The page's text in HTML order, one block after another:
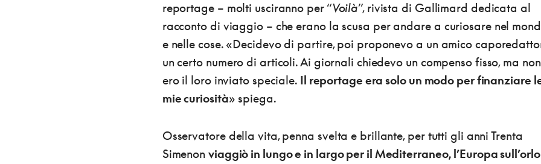
reportage – molti usciranno per “Voilà”, rivista di Gallimard dedicata al
racconto di viaggio – che erano la scusa per andare a curiosare nel
e nelle cose. «Decidevo di partire, poi proponevo a un amico
un certo numero di articoli. Ai giornali chiedevo un compenso fisso, ma non
ero il loro inviato speciale. Il reportage era solo un modo per finanziare
mie curiosità» spiega.
Osservatore della vita, penna svelta e brillante, per tutti gli anni Trenta
Simenon viaggiò in lungo e in largo per il Mediterraneo, l’Europa sull’orlo